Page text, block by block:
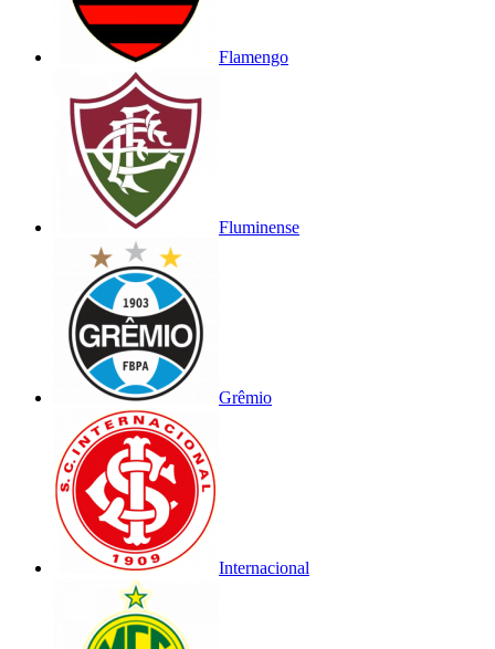
Flamengo
Fluminense
Grêmio
Internacional